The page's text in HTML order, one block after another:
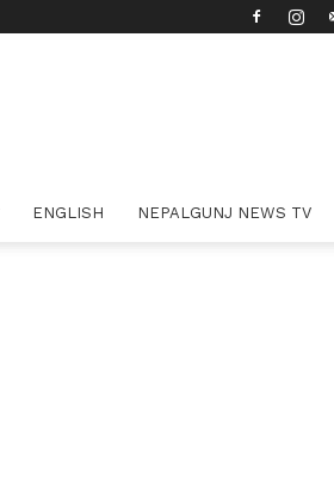
ENGLISH NEPALGUNJ NEWS TV